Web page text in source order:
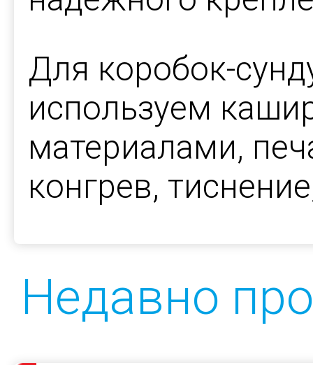
Для коробок-
используем
материалами,
конгрев,
Недавно